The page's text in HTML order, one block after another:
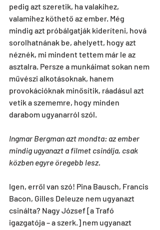
pedig azt szeretik, ha valakihez,
valamihez köthető az ember. Még
mindig azt próbálgatják kideríteni, hová
sorolhatnának be, ahelyett, hogy azt
néznék, mi mindent tettem már le az
asztalra. Persze a munkáimat sokan nem
művészi alkotásoknak, hanem
provokációknak minősítik, ráadásul azt
vetik a szememre, hogy minden
darabom ugyanarról szól.
Ingmar Bergman azt mondta: az ember
mindig ugyanazt a filmet csinálja, csak
közben egyre öregebb lesz.
Igen, erről van szó! Pina Bausch, Francis
Bacon, Gilles Deleuze nem ugyanazt
csinálta? Nagy József [a Trafó
igazgatója – a szerk.] nem ugyanazt